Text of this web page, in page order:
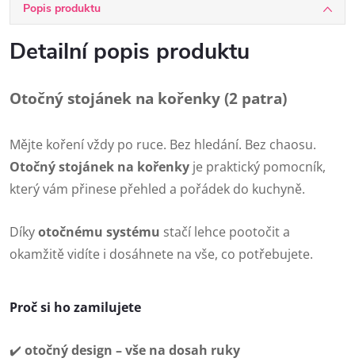
Popis produktu
Detailní popis produktu
Otočný stojánek na kořenky (2 patra)
Mějte koření vždy po ruce. Bez hledání. Bez chaosu.
Otočný stojánek na kořenky je praktický pomocník,
který vám přinese přehled a pořádek do kuchyně.
Díkyotočnému systému stačí lehce pootočit a
okamžitě vidíte i dosáhnete na vše, co potřebujete.
Proč si ho zamilujete
✔️ otočný design – vše na dosah ruky